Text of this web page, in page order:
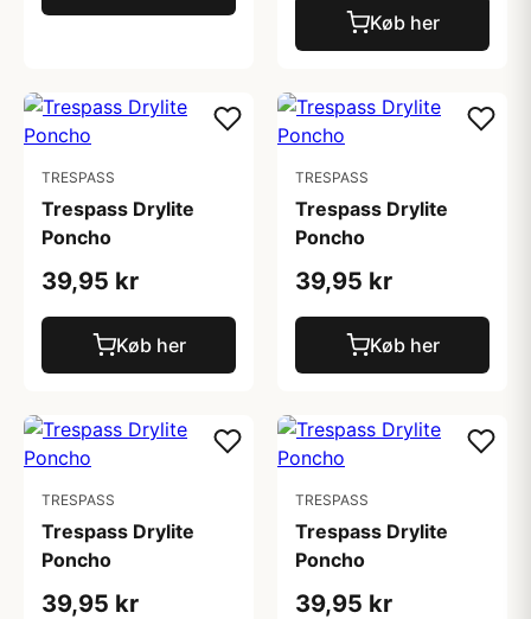
Køb her
TRESPASS
Trespass Drylite
Poncho
39,95 kr
Køb her
TRESPASS
Trespass Drylite
Poncho
39,95 kr
Køb her
TRESPASS
Trespass Drylite
Poncho
39,95 kr
TRESPASS
Trespass Drylite
Poncho
39,95 kr